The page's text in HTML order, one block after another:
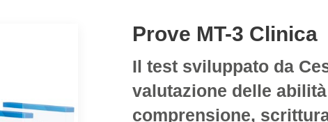
Prove MT-3 Clinica
Il test sviluppato da
valutazione delle
comprensione,